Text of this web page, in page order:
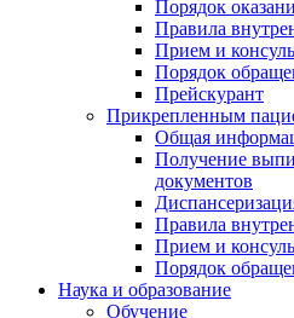
Порядок
Правила
Прием и
Порядок
Прейскурант
Прикрепленным
Общая
Получение
документов
Правила
Прием и
Порядок
Наука и образование
Обучение